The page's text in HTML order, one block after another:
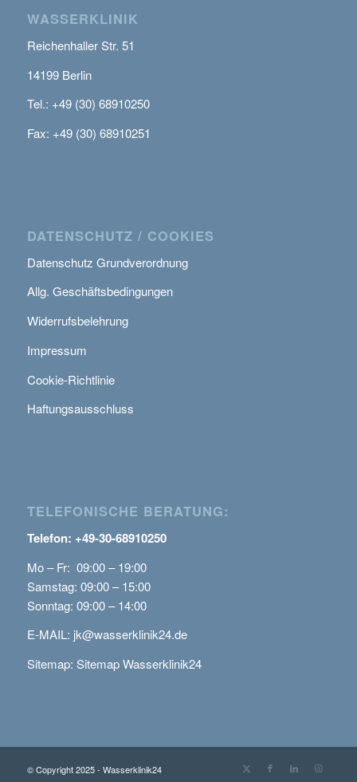
WASSERKLINIK
Reichenhaller Str. 51
14199 Berlin
Tel.: +49 (30) 68910250
Fax: +49 (30) 68910251
DATENSCHUTZ / COOKIES
Datenschutz Grundverordnung
Allg. Geschäftsbedingungen
Widerrufsbelehrung
Impressum
Cookie-Richtlinie
Haftungsausschluss
TELEFONISCHE BERATUNG:
Telefon: +49-30-68910250
Mo – Fr: 09:00 – 19:00
Samstag: 09:00 – 15:00
Sonntag: 09:00 – 14:00
E-MAIL: jk@wasserklinik24.de
Sitemap: Sitemap Wasserklinik24
© Copyright 2025 - Wasserklinik24